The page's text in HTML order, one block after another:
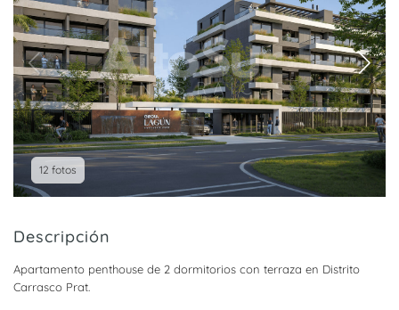
12 fotos
Descripción
Apartamento penthouse de 2 dormitorios con terraza en Distrito
Carrasco Prat.